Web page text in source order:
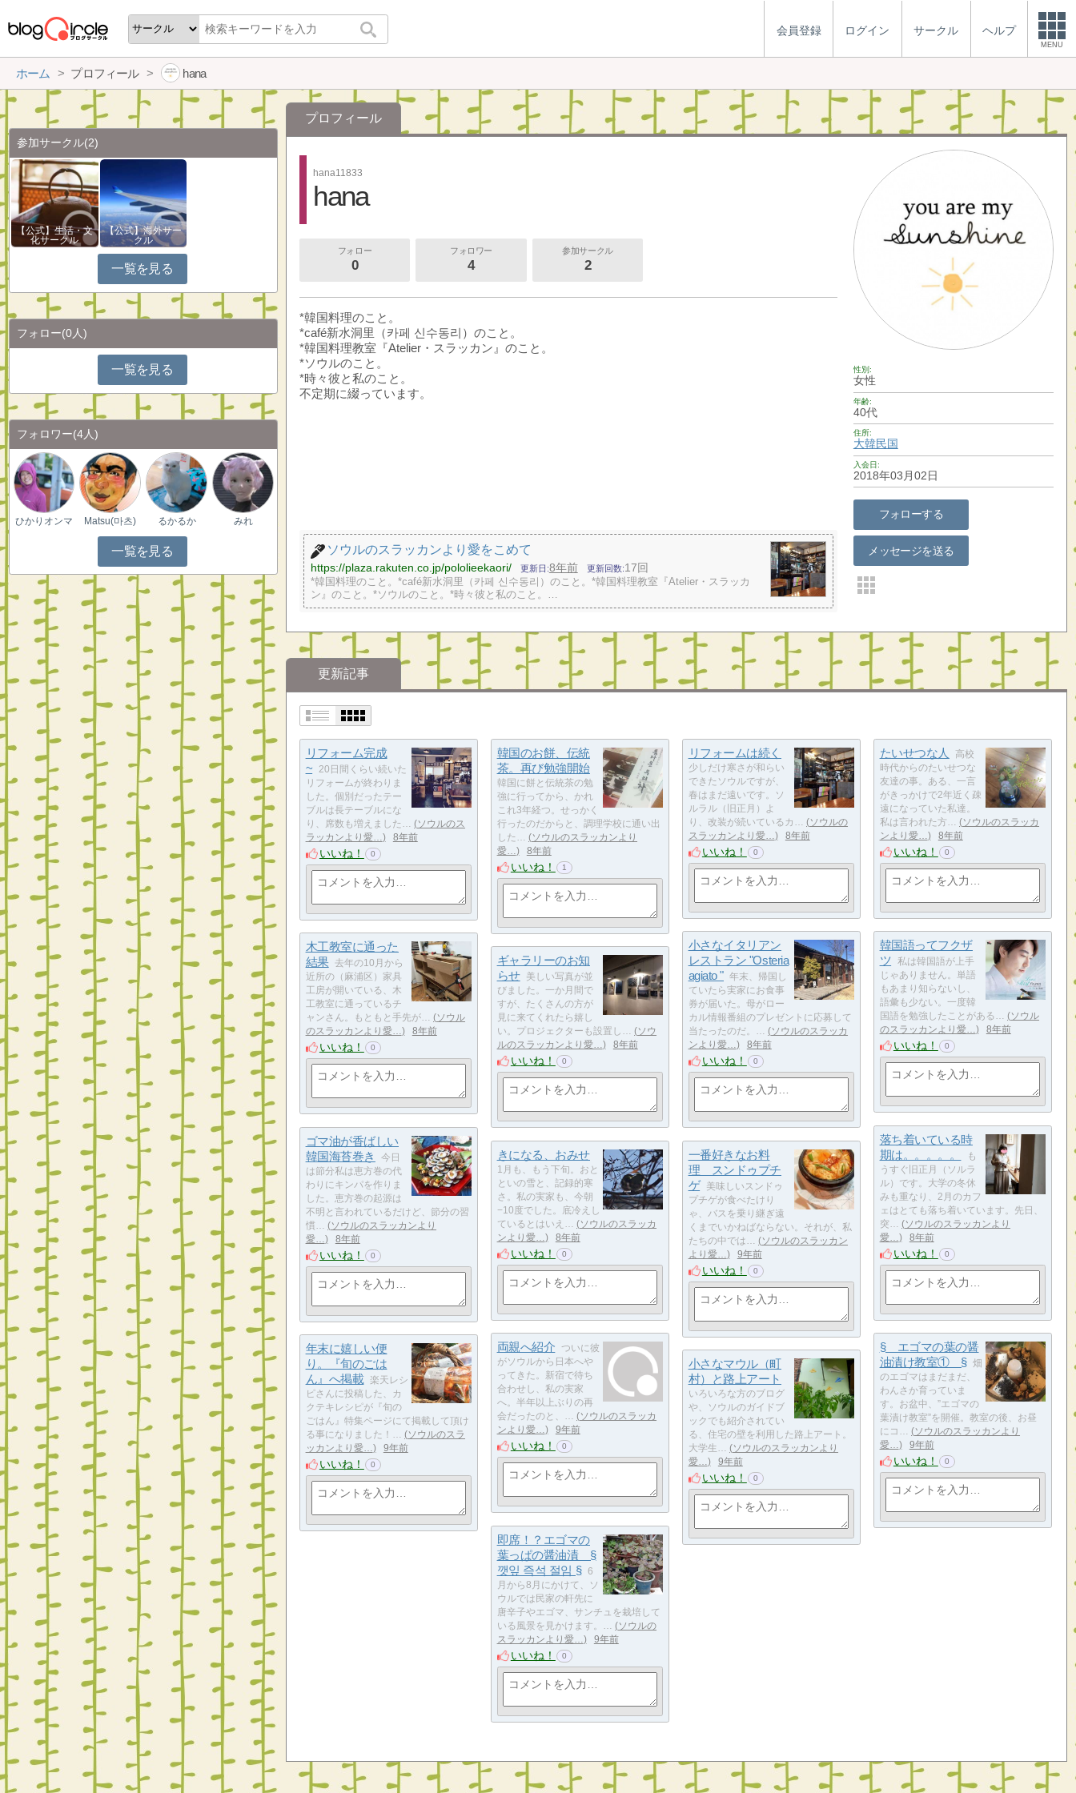
会員登録 ログイン サークル ヘルプ
MENU
ホーム プロフィール hana
プロフィール
hana11833
hana
フォロー
0
フォロワー
4
参加サークル
2
性別
女性
年齢
40代
住所
大韓民国
入会日
2018年03月02日
フォローする
メッセージを送る
*韓国料理のこと。
*café新水洞里（카페 신수동리）のこと。
*韓国料理教室『Atelier・スラッカン』のこと。
*ソウルのこと。
*時々彼と私のこと。
不定期に綴っています。
ソウルのスラッカンより愛をこめて
https://plaza.rakuten.co.jp/pololieekaori/ 更新日 8年前 更新回数 17回
*韓国料理のこと。*café新水洞里（카페 신수동리）のこと。*韓国料理教室『Atelier・スラッカ
ン』のこと。*ソウルのこと。*時々彼と私のこと。…
更新記事
リフォーム完成
~
20日間くらい続いた
リフォームが終わりま
した。個別だったテー
ブルは長テーブルにな
り、席数も増えました…
ソウルのス
ラッカンより愛…
8年前
いいね！ 0
韓国のお餅、伝統
茶。再び勉強開始
韓国に餅と伝統茶の勉
強に行ってから、かれ
これ3年経つ。せっかく
行ったのだからと、調理学校に通い出
した…
ソウルのスラッカンより
愛…
8年前
いいね！ 1
リフォームは続く
少しだけ寒さが和らい
できたソウルですが、
春はまだ遠いです。ソ
ルラル（旧正月）よ
り、改装が続いているカ…
ソウルの
スラッカンより愛…
8年前
いいね！ 0
たいせつな人
高校
時代からのたいせつな
友達の事。ある、一言
がきっかけで2年近く疎
遠になっていた私達。
私は言われた方…
ソウルのスラッカ
ンより愛…
8年前
いいね！ 0
小さなイタリアン
レストラン "Osteria
agiato "
年末、帰国し
ていたら実家にお食事
券が届いた。母がロー
カル情報番組のプレゼントに応募して
当たったのだ。…
ソウルのスラッカ
ンより愛…
8年前
いいね！ 0
韓国語ってフクザ
ツ
私は韓国語が上手
じゃありません。単語
もあまり知らないし、
語彙も少ない。一度韓
国語を勉強したことがある…
ソウル
のスラッカンより愛…
8年前
いいね！ 0
木工教室に通った
結果
去年の10月から
近所の（麻浦区）家具
工房が開いている、木
工教室に通っているチ
ャンさん。もともと手先が…
ソウル
のスラッカンより愛…
8年前
いいね！ 0
ギャラリーのお知
らせ
美しい写真が並
びました。一か月間で
すが、たくさんの方が
見に来てくれたら嬉し
い。プロジェクターも設置し…
ソウ
ルのスラッカンより愛…
8年前
いいね！ 0
落ち着いている時
期は。。。。。
も
うすぐ旧正月（ソルラ
ル）です。大学の冬休
みも重なり、2月のカフ
ェはとても落ち着いています。先日、
突…
ソウルのスラッカンより
愛…
8年前
いいね！ 0
ゴマ油が香ばしい
韓国海苔巻き
今日
は節分私は恵方巻の代
わりにキンパを作りま
した。恵方巻の起源は
不明と言われているだけど、節分の習
慣…
ソウルのスラッカンより
愛…
8年前
いいね！ 0
きになる、おみせ
1月も、もう下旬。おと
といの雪と、記録的寒
さ。私の実家も、今朝
−10度でした。底冷えし
ているとはいえ…
ソウルのスラッカ
ンより愛…
8年前
いいね！ 0
一番好きなお料
理 スンドゥプチ
ゲ
美味しいスンドゥ
プチゲが食べたけり
ゃ、バスを乗り継ぎ遠
くまでいかねばならない。それが、私
たちの中では…
ソウルのスラッカン
より愛…
9年前
いいね！ 0
両親へ紹介
ついに彼
がソウルから日本へや
ってきた。新宿で待ち
合わせし、私の実家
へ。半年以上ぶりの再
会だったのと、…
ソウルのスラッカ
ンより愛…
9年前
いいね！ 0
§ エゴマの葉の醤
油漬け教室① §
畑
のエゴマはまだまだ、
わんさか育っていま
す。お盆中、”エゴマの
葉漬け教室”を開催。教室の後、お昼
にコ…
ソウルのスラッカンより
愛…
9年前
いいね！ 0
年末に嬉しい便
り。『旬のごは
ん』へ掲載
楽天レシ
ピさんに投稿した、カ
クテキレシピが『旬の
ごはん』特集ページにて掲載して頂け
る事になりました！…
ソウルのスラ
ッカンより愛…
9年前
いいね！ 0
小さなマウル（町
村）と路上アート
いろいろな方のブログ
や、ソウルのガイドブ
ックでも紹介されてい
る、住宅の壁を利用した路上アート。
大学生…
ソウルのスラッカンより
愛…
9年前
いいね！ 0
即席！？エゴマの
葉っぱの醤油漬 §
깻잎 즉석 절임 §
6
月から8月にかけて、ソ
ウルでは民家の軒先に
唐辛子やエゴマ、サンチュを栽培して
いる風景を見かけます。…
ソウルの
スラッカンより愛…
9年前
いいね！ 0
参加サークル(2)
【公式】生活・文
化サークル
【公式】海外サー
クル
一覧を見る
フォロー(0人)
一覧を見る
フォロワー(4人)
ひかりオンマ Matsu(마츠) るかるか みれ
一覧を見る